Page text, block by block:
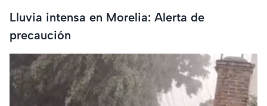
Lluvia intensa en Morelia: Alerta de
precaución